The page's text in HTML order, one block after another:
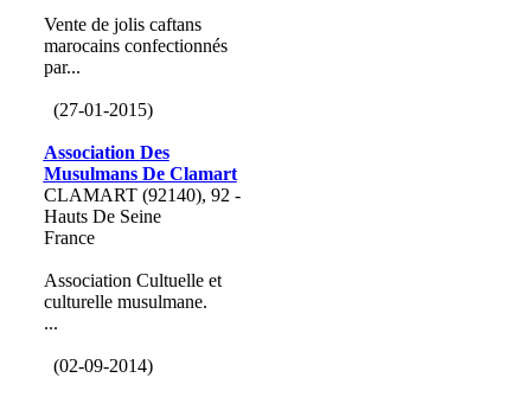
Vente de jolis caftans
marocains confectionnés
par...
(27-01-2015)
Association Des
Musulmans De Clamart
CLAMART (92140), 92 -
Hauts De Seine
France
Association Cultuelle et
culturelle musulmane.
...
(02-09-2014)